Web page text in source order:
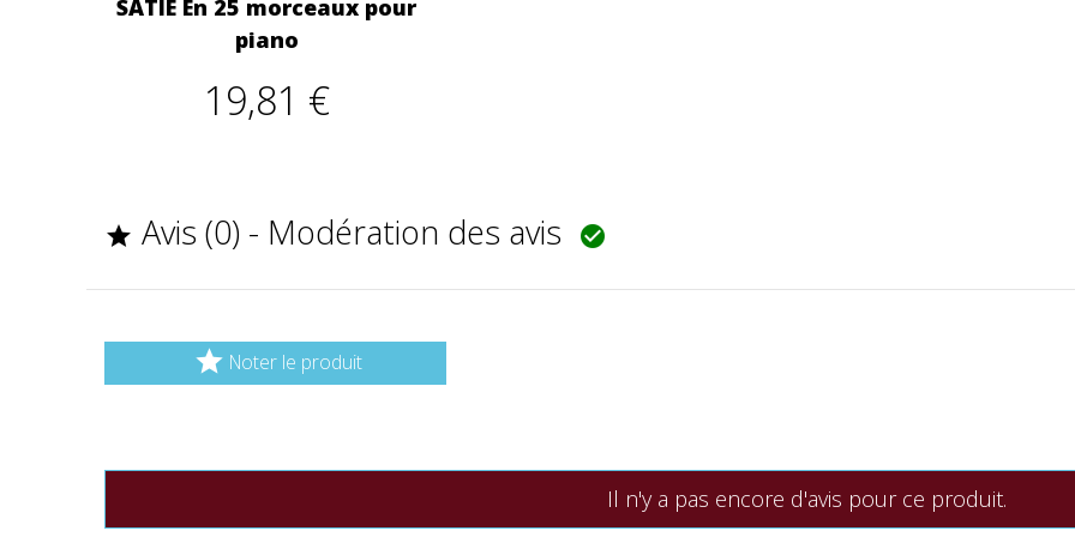
SATIE En 25 morceaux pour
piano
19,81 €
 Avis (0) - Modération des avis 
 Noter le produit
Il n'y a pas encore d'avis pour ce produit.